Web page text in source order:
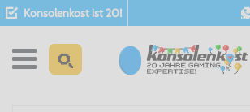
Konsolenkost ist 20!